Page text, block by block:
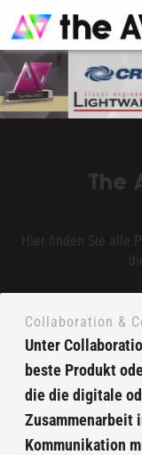
The
Hier finden Sie alle
Collaboration &
Unter
beste Produkt
die die digitale
Zusammenarbeit
Kommunikation